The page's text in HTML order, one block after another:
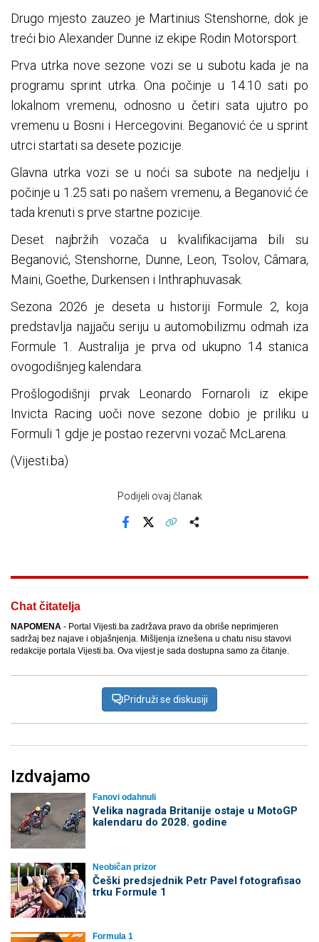
Drugo mjesto zauzeo je Martinius Stenshorne, dok je
treći bio Alexander Dunne iz ekipe Rodin Motorsport.
Prva utrka nove sezone vozi se u subotu kada je na
programu sprint utrka. Ona počinje u 14.10 sati po
lokalnom vremenu, odnosno u četiri sata ujutro po
vremenu u Bosni i Hercegovini. Beganović će u sprint
utrci startati sa desete pozicije.
Glavna utrka vozi se u noći sa subote na nedjelju i
počinje u 1.25 sati po našem vremenu, a Beganović će
tada krenuti s prve startne pozicije.
Deset najbržih vozača u kvalifikacijama bili su
Beganović, Stenshorne, Dunne, Leon, Tsolov, Câmara,
Maini, Goethe, Durkensen i Inthraphuvasak.
Sezona 2026 je deseta u historiji Formule 2, koja
predstavlja najjaču seriju u automobilizmu odmah iza
Formule 1. Australija je prva od ukupno 14 stanica
ovogodišnjeg kalendara.
Prošlogodišnji prvak Leonardo Fornaroli iz ekipe
Invicta Racing uoči nove sezone dobio je priliku u
Formuli 1 gdje je postao rezervni vozač McLarena.
(Vijesti.ba)
Podijeli ovaj članak
Chat čitatelja
NAPOMENA - Portal Vijesti.ba zadržava pravo da obriše neprimjeren
sadržaj bez najave i objašnjenja. Mišljenja iznešena u chatu nisu stavovi
redakcije portala Vijesti.ba. Ova vijest je sada dostupna samo za čitanje.
Pridruži se diskusiji
Izdvajamo
Fanovi odahnuli
Velika nagrada Britanije ostaje u MotoGP
kalendaru do 2028. godine
Neobičan prizor
Češki predsjednik Petr Pavel fotografisao
trku Formule 1
Formula 1